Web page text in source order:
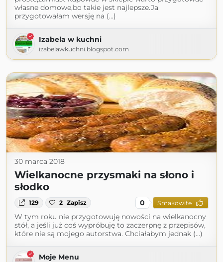
własne domowe,bo takie jest najlepsze.Ja
przygotowałam wersję na (...)
Izabela w kuchni
izabelawkuchni.blogspot.com
30 marca 2018
Wielkanocne przysmaki na słono i
słodko
129 2 Zapisz 0 Smakowite
W tym roku nie przygotowuję nowości na wielkanocny
stół, a jeśli już coś wypróbuję to zaczerpnę z przepisów,
które nie są mojego autorstwa. Chciałabym jednak (...)
Moje Menu